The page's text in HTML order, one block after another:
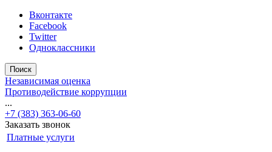
Вконтакте
Facebook
Twitter
Одноклассники
Поиск
Независимая оценка
Противодействие коррупции
...
+7 (383) 363-06-60
Заказать звонок
Платные услуги